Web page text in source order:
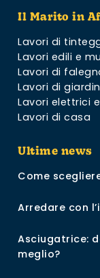
Il Marito in
Lavori di
Lavori edili e
Lavori di
Lavori di
Lavori elettrici
Lavori di casa
Ultime news
Come
Arredare con
Asciugatrice:
meglio?